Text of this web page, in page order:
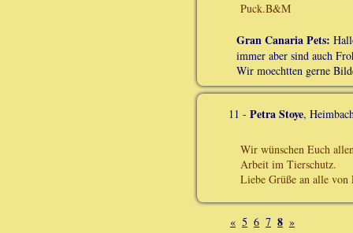
Puck.B&M
Gran Canaria Pets:
immer aber sind auch
Wir moechtten gerne
11 - Petra Stoye,
Wir wünschen Euch
Arbeit im Tierschutz.
Liebe Grüße an alle
« 5 6 7 8 »